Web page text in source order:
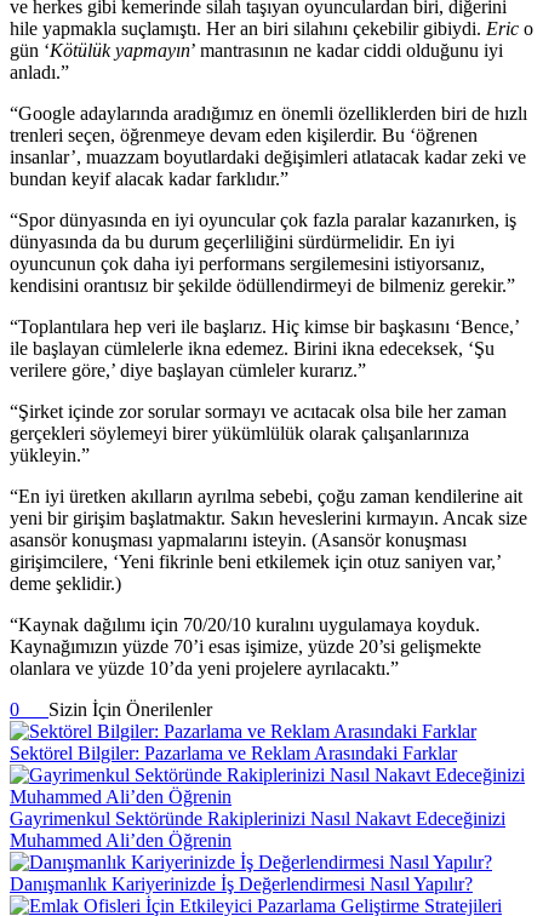
ve herkes gibi kemerinde silah taşıyan oyunculardan biri, diğerini
hile yapmakla suçlamıştı. Her an biri silahını çekebilir gibiydi. Eric o
gün ‘Kötülük yapmayın’ mantrasının ne kadar ciddi olduğunu iyi
anladı.”
“Google adaylarında aradığımız en önemli özelliklerden biri de hızlı
trenleri seçen, öğrenmeye devam eden kişilerdir. Bu ‘öğrenen
insanlar’, muazzam boyutlardaki değişimleri atlatacak kadar zeki ve
bundan keyif alacak kadar farklıdır.”
“Spor dünyasında en iyi oyuncular çok fazla paralar kazanırken, iş
dünyasında da bu durum geçerliliğini sürdürmelidir. En iyi
oyuncunun çok daha iyi performans sergilemesini istiyorsanız,
kendisini orantısız bir şekilde ödüllendirmeyi de bilmeniz gerekir.”
“Toplantılara hep veri ile başlarız. Hiç kimse bir başkasını ‘Bence,’
ile başlayan cümlelerle ikna edemez. Birini ikna edeceksek, ‘Şu
verilere göre,’ diye başlayan cümleler kurarız.”
“Şirket içinde zor sorular sormayı ve acıtacak olsa bile her zaman
gerçekleri söylemeyi birer yükümlülük olarak çalışanlarınıza
yükleyin.”
“En iyi üretken akılların ayrılma sebebi, çoğu zaman kendilerine ait
yeni bir girişim başlatmaktır. Sakın heveslerini kırmayın. Ancak size
asansör konuşması yapmalarını isteyin. (Asansör konuşması
girişimcilere, ‘Yeni fikrinle beni etkilemek için otuz saniyen var,’
deme şeklidir.)
“Kaynak dağılımı için 70/20/10 kuralını uygulamaya koyduk.
Kaynağımızın yüzde 70’i esas işimize, yüzde 20’si gelişmekte
olanlara ve yüzde 10’da yeni projelere ayrılacaktı.”
0
Sizin İçin Önerilenler
Sektörel Bilgiler: Pazarlama ve Reklam Arasındaki Farklar
Gayrimenkul Sektöründe Rakiplerinizi Nasıl Nakavt Edeceğinizi
Muhammed Ali’den Öğrenin
Danışmanlık Kariyerinizde İş Değerlendirmesi Nasıl Yapılır?